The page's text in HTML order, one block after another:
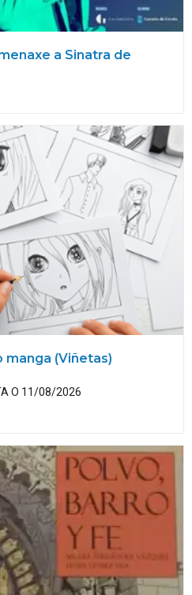
a Sinatra de
(Viñetas)
O 11/08/2026